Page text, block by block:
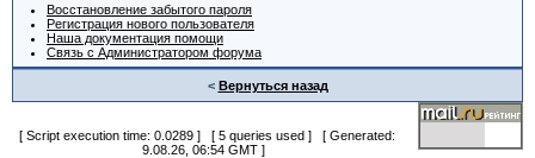
Восстановление забытого пароля
Регистрация нового пользователя
Наша документация помощи
Связь с Администратором форума
< Вернуться назад
[ Script execution time: 0.0289 ] [ 5 queries used ] [ Generated:
9.08.26, 06:54 GMT ]